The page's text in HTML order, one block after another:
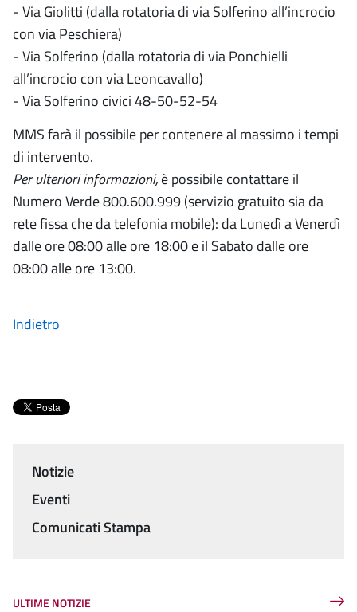
- Via Giolitti (dalla rotatoria di via Solferino all’incrocio
con via Peschiera)
- Via Solferino (dalla rotatoria di via Ponchielli
all’incrocio con via Leoncavallo)
- Via Solferino civici 48-50-52-54
MMS farà il possibile per contenere al massimo i tempi
di intervento.
Per ulteriori informazioni,è possibile contattare il
Numero Verde 800.600.999 (servizio gratuito sia da
rete fissa che da telefonia mobile): da Lunedì a Venerdì
dalle ore 08:00 alle ore 18:00 e il Sabato dalle ore
08:00 alle ore 13:00.
Indietro
Menu
Notizie
Eventi
Comunicati Stampa
ULTIME NOTIZIE